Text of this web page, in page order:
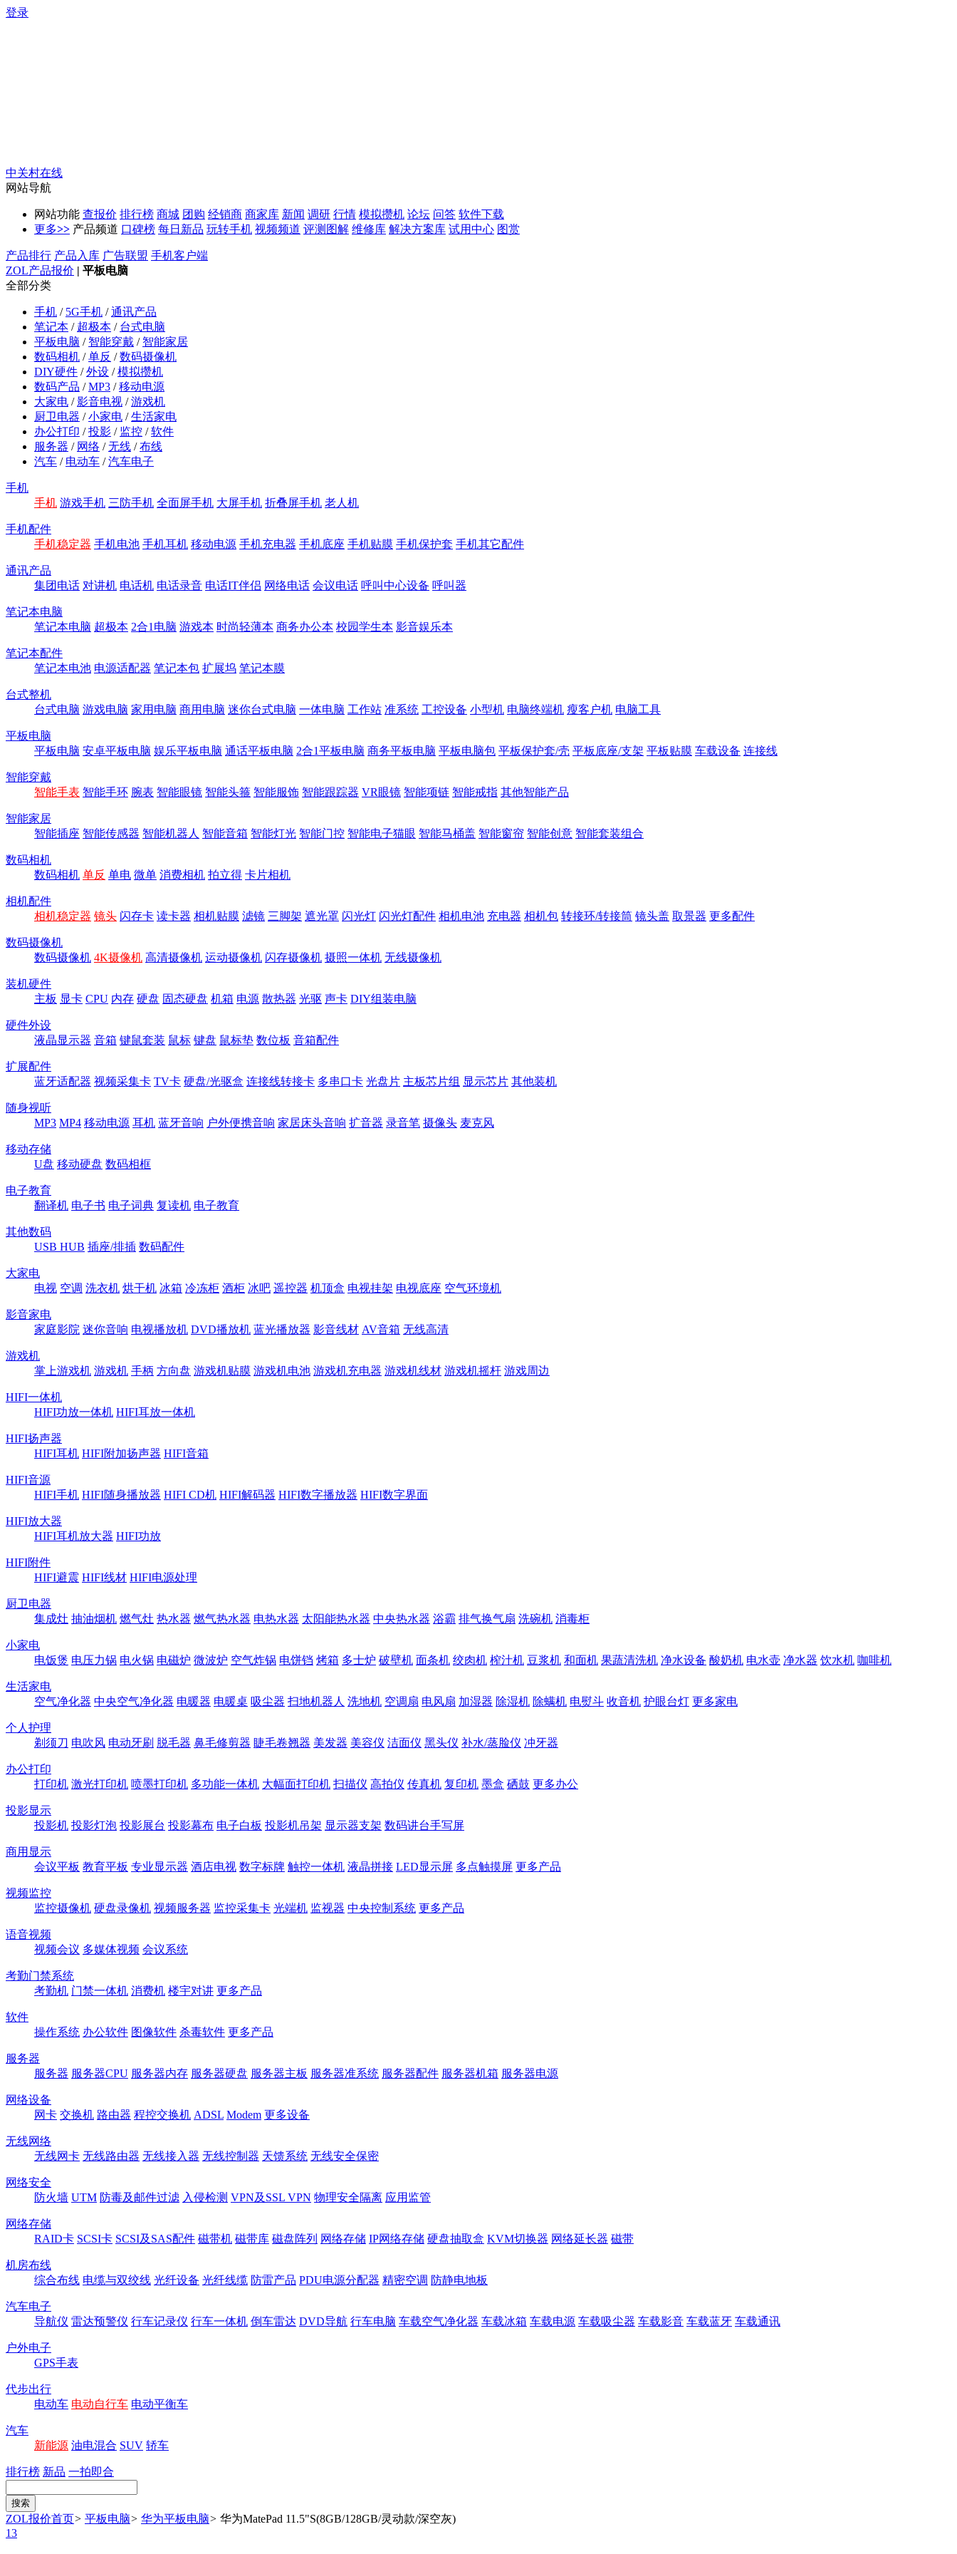
登录
中关村在线
网站导航
网站功能 查报价 排行榜 商城 团购 经销商 商家库 新闻 调研 行情 模拟攒机 论坛 问答 软件下载
更多>> 产品频道 口碑榜 每日新品 玩转手机 视频频道 评测图解 维修库 解决方案库 试用中心 图赏
产品排行 产品入库 广告联盟 手机客户端
ZOL产品报价 | 平板电脑
全部分类
手机 / 5G手机 /通讯产品
笔记本 / 超极本 / 台式电脑
平板电脑 / 智能穿戴 / 智能家居
数码相机 /单反 /数码摄像机
DIY硬件 /外设 /模拟攒机
数码产品 /MP3 /移动电源
大家电 /影音电视 /游戏机
厨卫电器 /小家电 /生活家电
办公打印 /投影 / 监控 /软件
服务器 / 网络 /无线 /布线
汽车 / 电动车 /汽车电子
手机
手机 游戏手机 三防手机 全面屏手机 大屏手机 折叠屏手机 老人机
手机配件
手机稳定器 手机电池 手机耳机 移动电源 手机充电器 手机底座 手机贴膜 手机保护套 手机其它配件
通讯产品
集团电话 对讲机 电话机 电话录音 电话IT伴侣 网络电话 会议电话 呼叫中心设备 呼叫器
笔记本电脑
笔记本电脑 超极本 2合1电脑 游戏本 时尚轻薄本 商务办公本 校园学生本 影音娱乐本
笔记本配件
笔记本电池 电源适配器 笔记本包 扩展坞 笔记本膜
台式整机
台式电脑 游戏电脑 家用电脑 商用电脑 迷你台式电脑 一体电脑 工作站 准系统 工控设备 小型机 电脑终端机 瘦客户机 电脑工具
平板电脑
平板电脑 安卓平板电脑 娱乐平板电脑 通话平板电脑 2合1平板电脑 商务平板电脑 平板电脑包 平板保护套/壳 平板底座/支架 平板贴膜 车载设备 连接线
智能穿戴
智能手表 智能手环 腕表 智能眼镜 智能头箍 智能服饰 智能跟踪器 VR眼镜 智能项链 智能戒指 其他智能产品
智能家居
智能插座 智能传感器 智能机器人 智能音箱 智能灯光 智能门控 智能电子猫眼 智能马桶盖 智能窗帘 智能创意 智能套装组合
数码相机
数码相机 单反 单电 微单 消费相机 拍立得 卡片相机
相机配件
相机稳定器 镜头 闪存卡 读卡器 相机贴膜 滤镜 三脚架 遮光罩 闪光灯 闪光灯配件 相机电池 充电器 相机包 转接环/转接筒 镜头盖 取景器 更多配件
数码摄像机
数码摄像机 4K摄像机 高清摄像机 运动摄像机 闪存摄像机 摄照一体机 无线摄像机
装机硬件
主板 显卡 CPU 内存 硬盘 固态硬盘 机箱 电源 散热器 光驱 声卡 DIY组装电脑
硬件外设
液晶显示器 音箱 键鼠套装 鼠标 键盘 鼠标垫 数位板 音箱配件
扩展配件
蓝牙适配器 视频采集卡 TV卡 硬盘/光驱盒 连接线转接卡 多串口卡 光盘片 主板芯片组 显示芯片 其他装机
随身视听
MP3 MP4 移动电源 耳机 蓝牙音响 户外便携音响 家居床头音响 扩音器 录音笔 摄像头 麦克风
移动存储
U盘 移动硬盘 数码相框
电子教育
翻译机 电子书 电子词典 复读机 电子教育
其他数码
USB HUB 插座/排插 数码配件
大家电
电视 空调 洗衣机 烘干机 冰箱 冷冻柜 酒柜 冰吧 遥控器 机顶盒 电视挂架 电视底座 空气环境机
影音家电
家庭影院 迷你音响 电视播放机 DVD播放机 蓝光播放器 影音线材 AV音箱 无线高清
游戏机
掌上游戏机 游戏机 手柄 方向盘 游戏机贴膜 游戏机电池 游戏机充电器 游戏机线材 游戏机摇杆 游戏周边
HIFI一体机
HIFI功放一体机 HIFI耳放一体机
HIFI扬声器
HIFI耳机 HIFI附加扬声器 HIFI音箱
HIFI音源
HIFI手机 HIFI随身播放器 HIFI CD机 HIFI解码器 HIFI数字播放器 HIFI数字界面
HIFI放大器
HIFI耳机放大器 HIFI功放
HIFI附件
HIFI避震 HIFI线材 HIFI电源处理
厨卫电器
集成灶 抽油烟机 燃气灶 热水器 燃气热水器 电热水器 太阳能热水器 中央热水器 浴霸 排气换气扇 洗碗机 消毒柜
小家电
电饭煲 电压力锅 电火锅 电磁炉 微波炉 空气炸锅 电饼铛 烤箱 多士炉 破壁机 面条机 绞肉机 榨汁机 豆浆机 和面机 果蔬清洗机 净水设备 酸奶机 电水壶 净水器 饮水机 咖啡机
生活家电
空气净化器 中央空气净化器 电暖器 电暖桌 吸尘器 扫地机器人 洗地机 空调扇 电风扇 加湿器 除湿机 除螨机 电熨斗 收音机 护眼台灯 更多家电
个人护理
剃须刀 电吹风 电动牙刷 脱毛器 鼻毛修剪器 睫毛卷翘器 美发器 美容仪 洁面仪 黑头仪 补水/蒸脸仪 冲牙器
办公打印
打印机 激光打印机 喷墨打印机 多功能一体机 大幅面打印机 扫描仪 高拍仪 传真机 复印机 墨盒 硒鼓 更多办公
投影显示
投影机 投影灯泡 投影展台 投影幕布 电子白板 投影机吊架 显示器支架 数码讲台手写屏
商用显示
会议平板 教育平板 专业显示器 酒店电视 数字标牌 触控一体机 液晶拼接 LED显示屏 多点触摸屏 更多产品
视频监控
监控摄像机 硬盘录像机 视频服务器 监控采集卡 光端机 监视器 中央控制系统 更多产品
语音视频
视频会议 多媒体视频 会议系统
考勤门禁系统
考勤机 门禁一体机 消费机 楼宇对讲 更多产品
软件
操作系统 办公软件 图像软件 杀毒软件 更多产品
服务器
服务器 服务器CPU 服务器内存 服务器硬盘 服务器主板 服务器准系统 服务器配件 服务器机箱 服务器电源
网络设备
网卡 交换机 路由器 程控交换机 ADSL Modem 更多设备
无线网络
无线网卡 无线路由器 无线接入器 无线控制器 天馈系统 无线安全保密
网络安全
防火墙 UTM 防毒及邮件过滤 入侵检测 VPN及SSL VPN 物理安全隔离 应用监管
网络存储
RAID卡 SCSI卡 SCSI及SAS配件 磁带机 磁带库 磁盘阵列 网络存储 IP网络存储 硬盘抽取盒 KVM切换器 网络延长器 磁带
机房布线
综合布线 电缆与双绞线 光纤设备 光纤线缆 防雷产品 PDU电源分配器 精密空调 防静电地板
汽车电子
导航仪 雷达预警仪 行车记录仪 行车一体机 倒车雷达 DVD导航 行车电脑 车载空气净化器 车载冰箱 车载电源 车载吸尘器 车载影音 车载蓝牙 车载通讯
户外电子
GPS手表
代步出行
电动车 电动自行车 电动平衡车
汽车
新能源 油电混合 SUV 轿车
排行榜 新品 一拍即合
ZOL报价首页> 平板电脑> 华为平板电脑> 华为MatePad 11.5"S(8GB/128GB/灵动款/深空灰)
13